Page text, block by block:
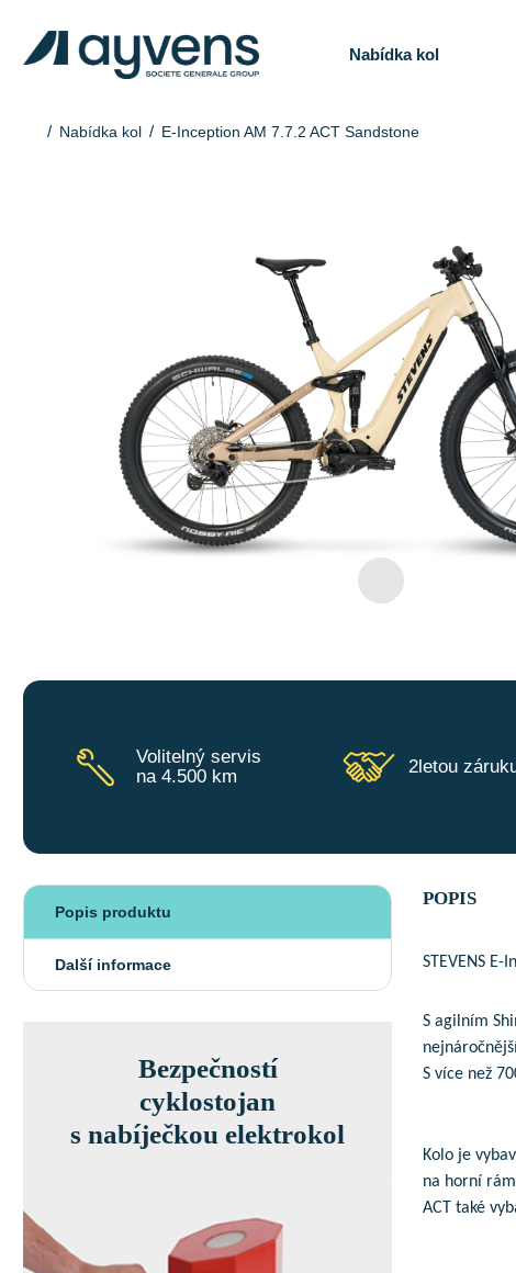
Nabídka kol
Nabídka kol E-Inception AM 7.7.2 ACT Sandstone
Volitelný servis
na 4.500 km
2letou
Popis produktu
Další informace
Bezpečností
cyklostojan
s nabíječkou elektrokol
POPIS
STEVENS
S agilním
S více než
Kolo je
na horní
ACT také